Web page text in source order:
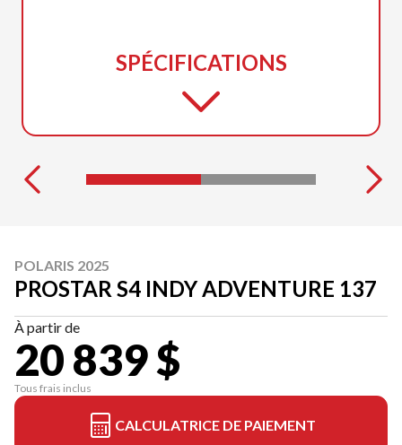
SPÉCIFICATIONS
POLARIS 2025
PROSTAR S4 INDY ADVENTURE 137
À partir de
20 839 $
Tous frais inclus
CALCULATRICE DE PAIEMENT